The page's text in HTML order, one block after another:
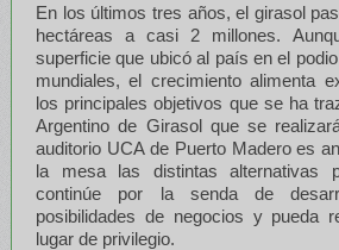
En los últimos tres años, el girasol
hectáreas a casi 2 millones.
superficie que ubicó al país en el
mundiales, el crecimiento alimenta
los principales objetivos que se ha
Argentino de Girasol que se
auditorio UCA de Puerto Madero es
la mesa las distintas alternativas
continúe por la senda de
posibilidades de negocios y pueda
lugar de privilegio.